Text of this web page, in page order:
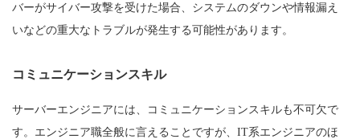
バーがサイバー攻撃を受けた場合、システムのダウンや情報漏え
いなどの重大なトラブルが発生する可能性があります。
コミュニケーションスキル
サーバーエンジニアには、コミュニケーションスキルも不可欠で
す。エンジニア職全般に言えることですが、IT系エンジニアのほ